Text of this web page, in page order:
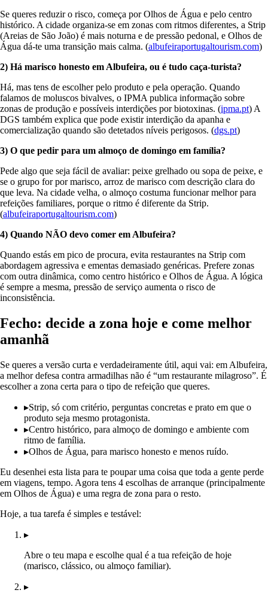
Se queres reduzir o risco, começa por Olhos de Água e pelo centro
histórico. A cidade organiza-se em zonas com ritmos diferentes, a Strip
(Areias de São João) é mais noturna e de pressão pedonal, e Olhos de
Água dá-te uma transição mais calma. (albufeiraportugaltourism.com)
2) Há marisco honesto em Albufeira, ou é tudo caça-turista?
Há, mas tens de escolher pelo produto e pela operação. Quando
falamos de moluscos bivalves, o IPMA publica informação sobre
zonas de produção e possíveis interdições por biotoxinas. (ipma.pt) A
DGS também explica que pode existir interdição da apanha e
comercialização quando são detetados níveis perigosos. (dgs.pt)
3) O que pedir para um almoço de domingo em família?
Pede algo que seja fácil de avaliar: peixe grelhado ou sopa de peixe, e
se o grupo for por marisco, arroz de marisco com descrição clara do
que leva. Na cidade velha, o almoço costuma funcionar melhor para
refeições familiares, porque o ritmo é diferente da Strip.
(albufeiraportugaltourism.com)
4) Quando NÃO devo comer em Albufeira?
Quando estás em pico de procura, evita restaurantes na Strip com
abordagem agressiva e ementas demasiado genéricas. Prefere zonas
com outra dinâmica, como centro histórico e Olhos de Água. A lógica
é sempre a mesma, pressão de serviço aumenta o risco de
inconsistência.
Fecho: decide a zona hoje e come melhor
amanhã
Se queres a versão curta e verdadeiramente útil, aqui vai: em Albufeira,
a melhor defesa contra armadilhas não é “um restaurante milagroso”. É
escolher a zona certa para o tipo de refeição que queres.
▸Strip, só com critério, perguntas concretas e prato em que o
produto seja mesmo protagonista.
▸Centro histórico, para almoço de domingo e ambiente com
ritmo de família.
▸Olhos de Água, para marisco honesto e menos ruído.
Eu desenhei esta lista para te poupar uma coisa que toda a gente perde
em viagens, tempo. Agora tens 4 escolhas de arranque (principalmente
em Olhos de Água) e uma regra de zona para o resto.
Hoje, a tua tarefa é simples e testável:
▸
Abre o teu mapa e escolhe qual é a tua refeição de hoje
(marisco, clássico, ou almoço familiar).
▸